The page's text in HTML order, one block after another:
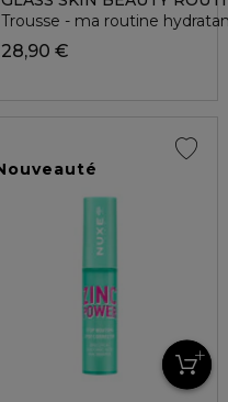
Trousse - ma routine
28,90 €